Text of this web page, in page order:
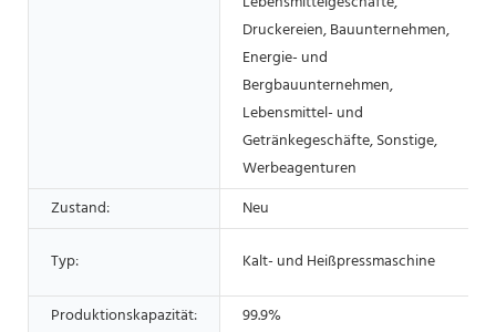
Druckereien, Bauunternehmen,
Energie- und
Bergbauunternehmen,
Lebensmittel- und
Getränkegeschäfte, Sonstige,
Werbeagenturen
Zustand:
Neu
Typ: Kalt- und Heißpressmaschine
Produktionskapazität:
99.9%